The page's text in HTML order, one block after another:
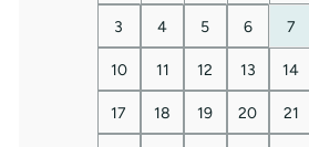
3 4 5 6 7
10 11 12 13 14
17 18 19 20 21